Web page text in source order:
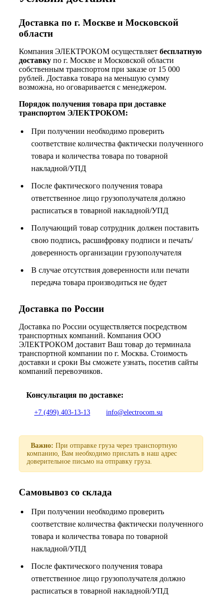
Доставка по г. Москве и Московской
области
Компания ЭЛЕКТРОКОМ осуществляет бесплатную
доставку по г. Москве и Московской области
собственным транспортом при заказе от 15 000
рублей. Доставка товара на меньшую сумму
возможна, но оговаривается с менеджером.
Порядок получения товара при доставке
транспортом ЭЛЕКТРОКОМ:
При получении необходимо проверить
соответствие количества фактически полученного
товара и количества товара по товарной
накладной/УПД
После фактического получения товара
ответственное лицо грузополучателя должно
расписаться в товарной накладной/УПД
Получающий товар сотрудник должен поставить
свою подпись, расшифровку подписи и печать/
доверенность организации грузополучателя
В случае отсутствия доверенности или печати
передача товара производиться не будет
Доставка по России
Доставка по России осуществляется посредством
транспортных компаний. Компания ООО
ЭЛЕКТРОКОМ доставит Ваш товар до терминала
транспортной компании по г. Москва. Стоимость
доставки и сроки Вы сможете узнать, посетив сайты
компаний перевозчиков.
Консультация по доставке:
+7 (499) 403-13-13 info@electrocom.su
Важно: При отправке груза через транспортную
компанию, Вам необходимо прислать в наш адрес
доверительное письмо на отправку груза.
Самовывоз со склада
При получении необходимо проверить
соответствие количества фактически полученного
товара и количества товара по товарной
накладной/УПД
После фактического получения товара
ответственное лицо грузополучателя должно
расписаться в товарной накладной/УПД